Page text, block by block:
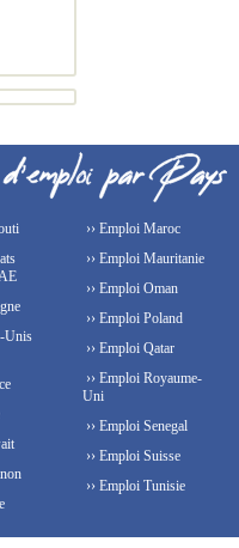
Unis
›› Emploi Maroc
›› Emploi Mauritanie
›› Emploi Oman
›› Emploi Poland
›› Emploi Qatar
›› Emploi Royaume-
Uni
›› Emploi Senegal
›› Emploi Suisse
›› Emploi Tunisie